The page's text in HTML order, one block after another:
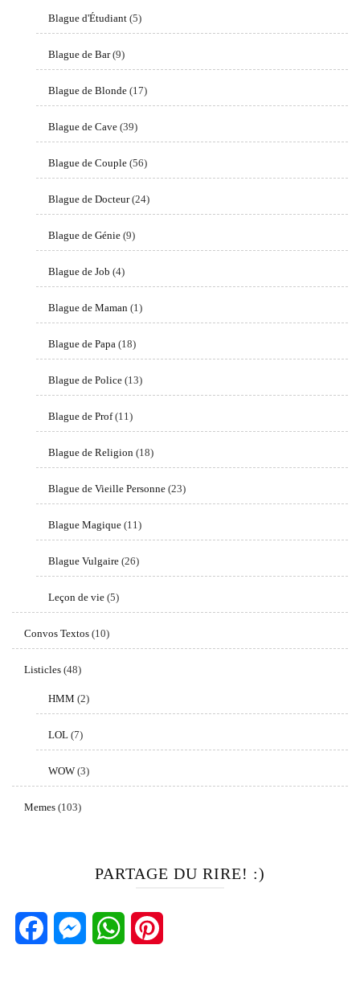
Blague d'Étudiant (5)
Blague de Bar(9)
Blague de Blonde (17)
Blague de Cave (39)
Blague de Couple (56)
Blague de Docteur(24)
Blague de Génie (9)
Blague de Job (4)
Blague de Maman (1)
Blague de Papa (18)
Blague de Police (13)
Blague de Prof(11)
Blague de Religion (18)
Blague de Vieille Personne (23)
Blague Magique (11)
Blague Vulgaire (26)
Leçon de vie (5)
Convos Textos (10)
Listicles (48)
HMM (2)
LOL (7)
WOW (3)
Memes (103)
PARTAGE DU RIRE! :)